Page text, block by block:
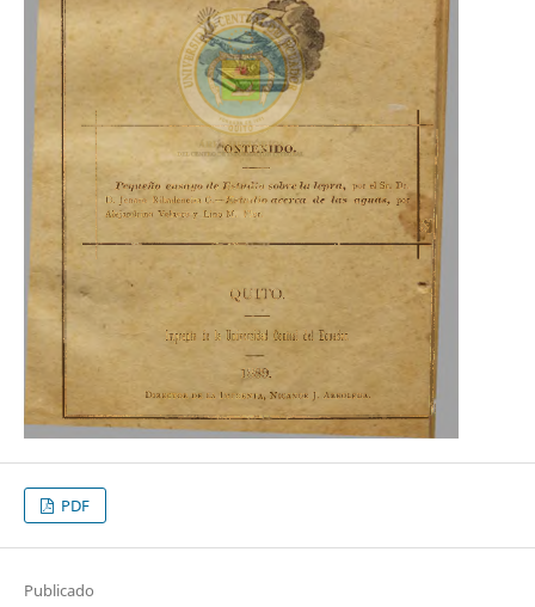
PDF
Publicado